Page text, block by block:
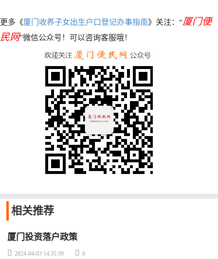
更多《厦门收养子女出生户口登记办事指南》关注：“厦门便
民网”微信公众号！可以咨询客服哦！
相关推荐
厦门投资落户政策
 2024-04-03 14:35:39  0